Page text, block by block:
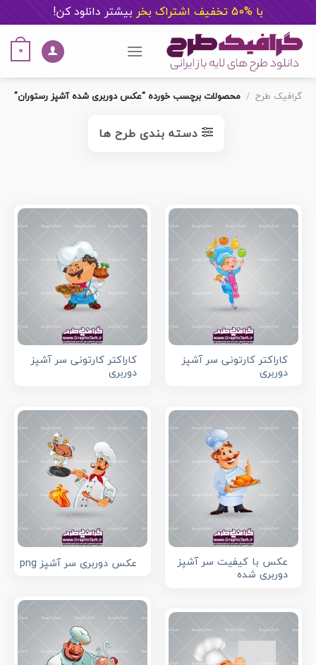
با %50 تخفیف اشتراک بخر بیشتر دانلود کن!
content
0
گرافیک طرح / محصولات برچسب خورده “عکس دوربری شده آشپز رستوران”
دسته بندی طرح ها
کاراکتر کارتونی سر آشپز
دوربری
کاراکتر کارتونی سر آشپز
دوربری
عکس با کیفیت سر آشپز
دوربری شده
عکس دوربری سر آشپز png